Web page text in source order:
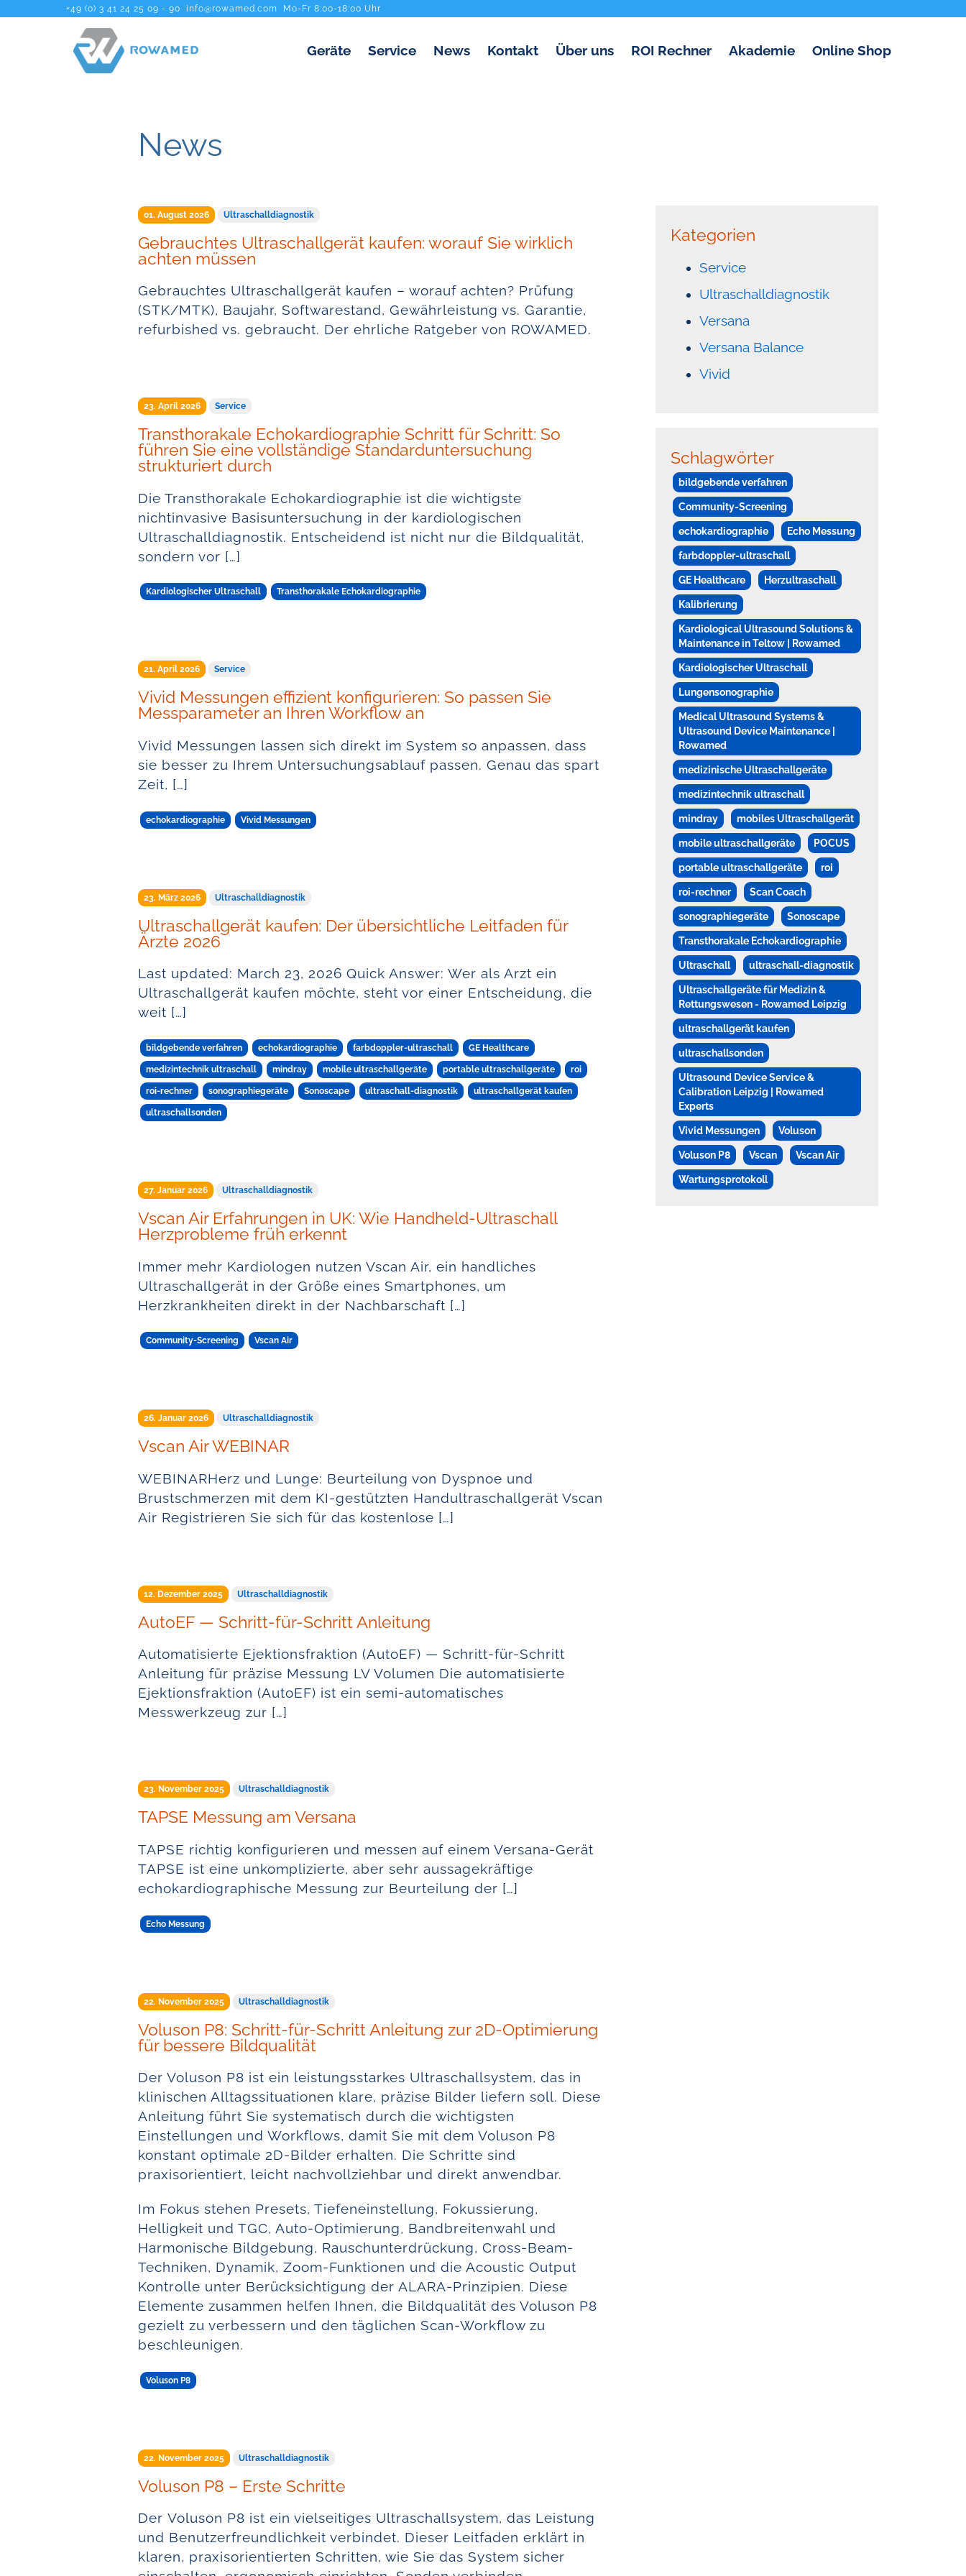
+49 (0) 3 41 24 25 09 - 90 info@rowamed.com Mo-Fr 8:00-18:00 Uhr
Geräte Service News Kontakt Über uns ROI Rechner Akademie Online Shop
News
01. August 2026 Ultraschalldiagnostik
Gebrauchtes Ultraschallgerät kaufen: worauf Sie wirklich
achten müssen
Gebrauchtes Ultraschallgerät kaufen – worauf achten? Prüfung
(STK/MTK), Baujahr, Softwarestand, Gewährleistung vs. Garantie,
refurbished vs. gebraucht. Der ehrliche Ratgeber von ROWAMED.
23. April 2026 Service
Transthorakale Echokardiographie Schritt für Schritt: So
führen Sie eine vollständige Standarduntersuchung
strukturiert durch
Die Transthorakale Echokardiographie ist die wichtigste
nichtinvasive Basisuntersuchung in der kardiologischen
Ultraschalldiagnostik. Entscheidend ist nicht nur die Bildqualität,
sondern vor […]
Kardiologischer Ultraschall Transthorakale Echokardiographie
21. April 2026 Service
Vivid Messungen effizient konfigurieren: So passen Sie
Messparameter an Ihren Workflow an
Vivid Messungen lassen sich direkt im System so anpassen, dass
sie besser zu Ihrem Untersuchungsablauf passen. Genau das spart
Zeit, […]
echokardiographie Vivid Messungen
23. März 2026 Ultraschalldiagnostik
Ultraschallgerät kaufen: Der übersichtliche Leitfaden für
Ärzte 2026
Last updated: March 23, 2026 Quick Answer: Wer als Arzt ein
Ultraschallgerät kaufen möchte, steht vor einer Entscheidung, die
weit […]
bildgebende verfahren echokardiographie farbdoppler-ultraschall GE Healthcare
medizintechnik ultraschall mindray mobile ultraschallgeräte portable ultraschallgeräte roi
roi-rechner sonographiegeräte Sonoscape ultraschall-diagnostik ultraschallgerät kaufen
ultraschallsonden
27. Januar 2026 Ultraschalldiagnostik
Vscan Air Erfahrungen in UK: Wie Handheld-Ultraschall
Herzprobleme früh erkennt
Immer mehr Kardiologen nutzen Vscan Air, ein handliches
Ultraschallgerät in der Größe eines Smartphones, um
Herzkrankheiten direkt in der Nachbarschaft […]
Community-Screening Vscan Air
26. Januar 2026 Ultraschalldiagnostik
Vscan Air WEBINAR
WEBINARHerz und Lunge: Beurteilung von Dyspnoe und
Brustschmerzen mit dem KI-gestützten Handultraschallgerät Vscan
Air Registrieren Sie sich für das kostenlose […]
12. Dezember 2025 Ultraschalldiagnostik
AutoEF — Schritt-für-Schritt Anleitung
Automatisierte Ejektionsfraktion (AutoEF) — Schritt-für-Schritt
Anleitung für präzise Messung LV Volumen Die automatisierte
Ejektionsfraktion (AutoEF) ist ein semi-automatisches
Messwerkzeug zur […]
23. November 2025 Ultraschalldiagnostik
TAPSE Messung am Versana
TAPSE richtig konfigurieren und messen auf einem Versana-Gerät
TAPSE ist eine unkomplizierte, aber sehr aussagekräftige
echokardiographische Messung zur Beurteilung der […]
Echo Messung
22. November 2025 Ultraschalldiagnostik
Voluson P8: Schritt-für-Schritt Anleitung zur 2D-Optimierung
für bessere Bildqualität
Der Voluson P8 ist ein leistungsstarkes Ultraschallsystem, das in
klinischen Alltagssituationen klare, präzise Bilder liefern soll. Diese
Anleitung führt Sie systematisch durch die wichtigsten
Einstellungen und Workflows, damit Sie mit dem Voluson P8
konstant optimale 2D-Bilder erhalten. Die Schritte sind
praxisorientiert, leicht nachvollziehbar und direkt anwendbar.
Im Fokus stehen Presets, Tiefeneinstellung, Fokussierung,
Helligkeit und TGC, Auto-Optimierung, Bandbreitenwahl und
Harmonische Bildgebung, Rauschunterdrückung, Cross-Beam-
Techniken, Dynamik, Zoom-Funktionen und die Acoustic Output
Kontrolle unter Berücksichtigung der ALARA-Prinzipien. Diese
Elemente zusammen helfen Ihnen, die Bildqualität des Voluson P8
gezielt zu verbessern und den täglichen Scan-Workflow zu
beschleunigen.
Voluson P8
22. November 2025 Ultraschalldiagnostik
Voluson P8 – Erste Schritte
Der Voluson P8 ist ein vielseitiges Ultraschallsystem, das Leistung
und Benutzerfreundlichkeit verbindet. Dieser Leitfaden erklärt in
klaren, praxisorientierten Schritten, wie Sie das System sicher
Kategorien
Service
Ultraschalldiagnostik
Versana
Versana Balance
Vivid
Schlagwörter
bildgebende verfahren
Community-Screening
echokardiographie
Echo Messung
farbdoppler-ultraschall
GE Healthcare
Herzultraschall
Kalibrierung
Kardiological Ultrasound Solutions &
Maintenance in Teltow | Rowamed
Kardiologischer Ultraschall
Lungensonographie
Medical Ultrasound Systems &
Ultrasound Device Maintenance |
Rowamed
medizinische Ultraschallgeräte
medizintechnik ultraschall
mindray
mobiles Ultraschallgerät
mobile ultraschallgeräte
POCUS
portable ultraschallgeräte
roi
roi-rechner
Scan Coach
sonographiegeräte
Sonoscape
Transthorakale Echokardiographie
Ultraschall
ultraschall-diagnostik
Ultraschallgeräte für Medizin &
Rettungswesen - Rowamed Leipzig
ultraschallgerät kaufen
ultraschallsonden
Ultrasound Device Service &
Calibration Leipzig | Rowamed
Experts
Vivid Messungen
Voluson
Voluson P8
Vscan
Vscan Air
Wartungsprotokoll